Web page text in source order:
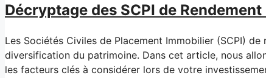
Décryptage des SCPI de
Les Sociétés Civiles de Placement Immobilier (SCPI)
diversification du patrimoine. Dans cet article, nous
les facteurs clés à considérer lors de votre